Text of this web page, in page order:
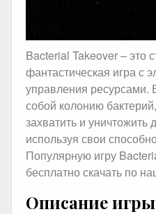
Bacterial Takeover – это
фантастическая игра с
управления ресурсами.
собой колонию
захватить и уничтожить
используя свои
Популярную игру
бесплатно скачать по
Описание